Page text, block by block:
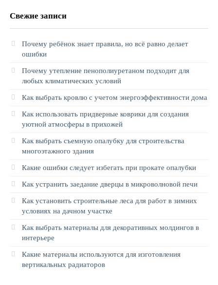
Свежие записи
Почему ребёнок знает правила, но всё равно делает
ошибки
Почему утепление пенополиуретаном подходит для
любых климатических условий
Как выбрать кровлю с учетом энергоэффективности дома
Как использовать придверные коврики для создания
уютной атмосферы в прихожей
Как выбрать съемную опалубку для строительства
многоэтажного здания
Какие ошибки следует избегать при прокате опалубки
Как устранить заедание дверцы в микроволновой печи
Как установить строительные леса для работ в зимних
условиях на дачном участке
Как выбрать материалы для декоративных молдингов в
интерьере
Какие материалы используются для изготовления
вертикальных радиаторов